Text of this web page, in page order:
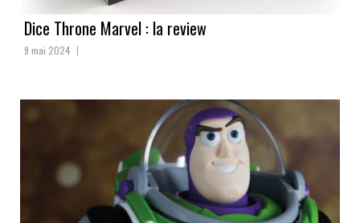
Dice Throne Marvel : la review
9 mai 2024